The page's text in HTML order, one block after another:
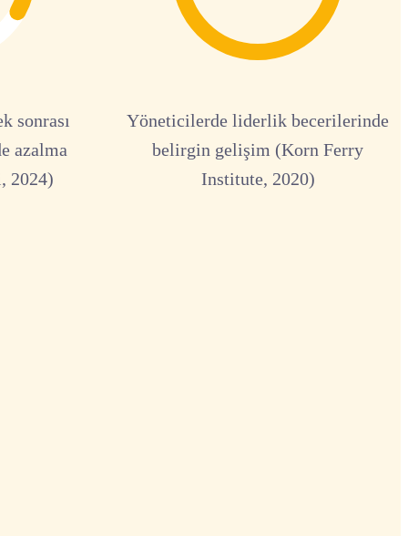
sonrası
azalma
2024)
Yöneticilerde liderlik becerilerinde
belirgin gelişim (Korn Ferry
Institute, 2020)